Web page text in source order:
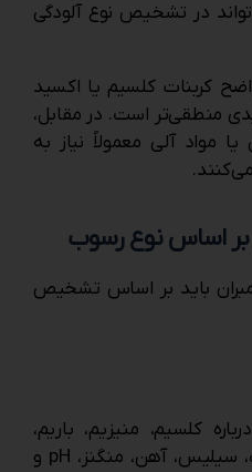
در تشخیص نوع آلودگی
کربنات کلسیم یا اکسید
منطقی‌تر است. در مقابل،
مواد آلی معمولاً نیاز به
بر اساس نوع رسوب
باید بر اساس تشخیص
کلسیم، منیزیم، باریم،
استرانسیم، سولفات، قلیائیت، سیلیس، آهن، منگنز، pH و